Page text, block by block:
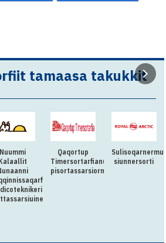
tamaasa takukkit
Nuummi
Qaqortup
Timersortarfianut
pisortassarsiorneq
Sulisoqarnermut
siunnersorti